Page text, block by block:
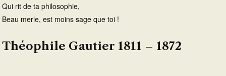
Qui rit de ta philosophie,
Beau merle, est moins sage que toi !
Théophile Gautier 1811 – 1872